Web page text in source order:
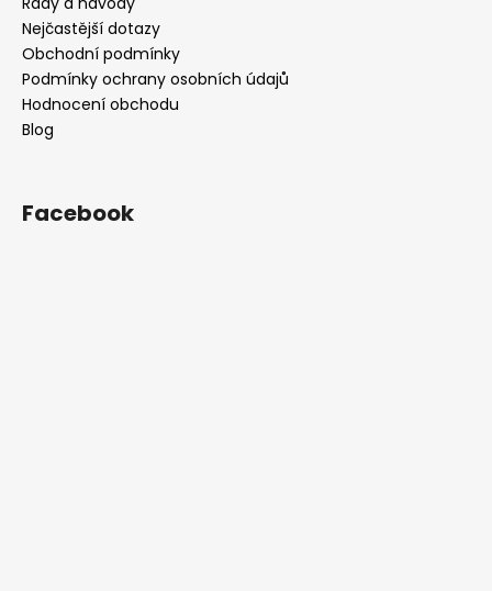
Nejčastější dotazy
Obchodní podmínky
Podmínky ochrany osobních údajů
Hodnocení obchodu
Blog
Facebook